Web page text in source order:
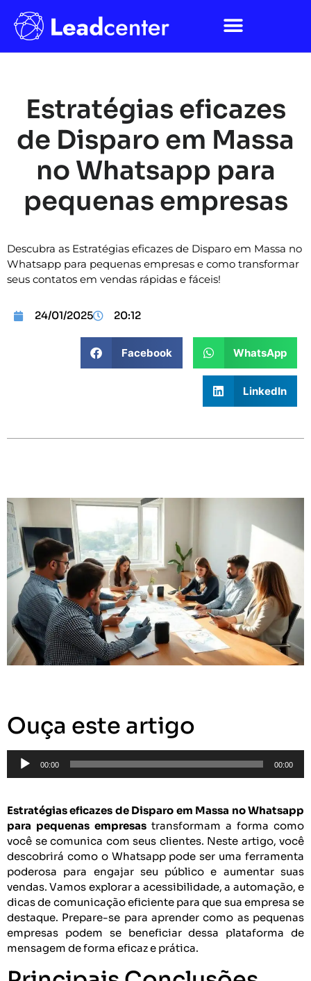
Estratégias eficazes
de Disparo em Massa
no Whatsapp para
pequenas empresas
Descubra as Estratégias eficazes de Disparo em Massa no
Whatsapp para pequenas empresas e como transformar
seus contatos em vendas rápidas e fáceis!
24/01/2025 20:12
Facebook WhatsApp
LinkedIn
Ouça este artigo
Tocador
00:00 00:00
Estratégias eficazes de Disparo em Massa no Whatsapp
para pequenas empresas transformam a forma como
você se comunica com seus clientes. Neste artigo, você
descobrirá como o Whatsapp pode ser uma ferramenta
poderosa para engajar seu público e aumentar suas
vendas. Vamos explorar a acessibilidade, a automação, e
dicas de comunicação eficiente para que sua empresa se
destaque. Prepare-se para aprender como as pequenas
empresas podem se beneficiar dessa plataforma de
mensagem de forma eficaz e prática.